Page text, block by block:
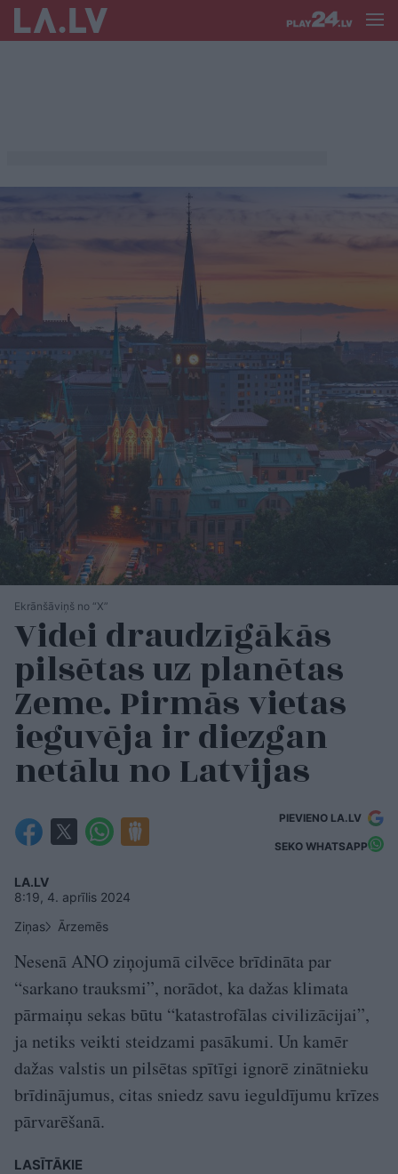
Ekrānšāviņš no “X”
Videi draudzīgākās
pilsētas uz planētas
Zeme. Pirmās vietas
ieguvēja ir diezgan
netālu no Latvijas
PIEVIENO LA.LV
SEKO WHATSAPP
LA.LV
8:19, 4. aprīlis 2024
Ziņas
Ārzemēs
Nesenā ANO ziņojumā cilvēce brīdināta par
“sarkano trauksmi”, norādot, ka dažas klimata
pārmaiņu sekas būtu “katastrofālas civilizācijai”,
ja netiks veikti steidzami pasākumi. Un kamēr
dažas valstis un pilsētas spītīgi ignorē zinātnieku
brīdinājumus, citas sniedz savu ieguldījumu krīzes
pārvarēšanā.
LASĪTĀKIE